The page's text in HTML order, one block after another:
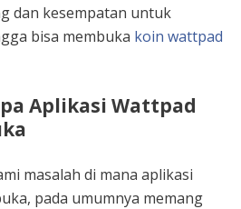
dan kesempatan untuk
bisa membuka koin wattpad
Aplikasi Wattpad
masalah di mana aplikasi
pada umumnya memang